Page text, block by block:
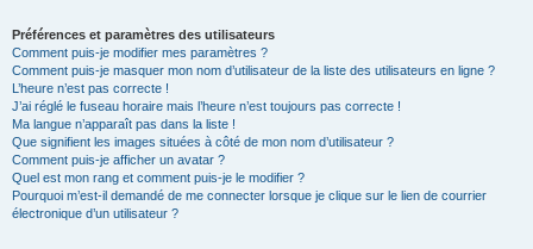
Préférences et paramètres des utilisateurs
Comment puis-je modifier mes paramètres ?
Comment puis-je masquer mon nom d’utilisateur de la liste des utilisateurs en ligne ?
L’heure n’est pas correcte !
J’ai réglé le fuseau horaire mais l’heure n’est toujours pas correcte !
Ma langue n’apparaît pas dans la liste !
Que signifient les images situées à côté de mon nom d’utilisateur ?
Comment puis-je afficher un avatar ?
Quel est mon rang et comment puis-je le modifier ?
Pourquoi m’est-il demandé de me connecter lorsque je clique sur le lien de courrier
électronique d’un utilisateur ?